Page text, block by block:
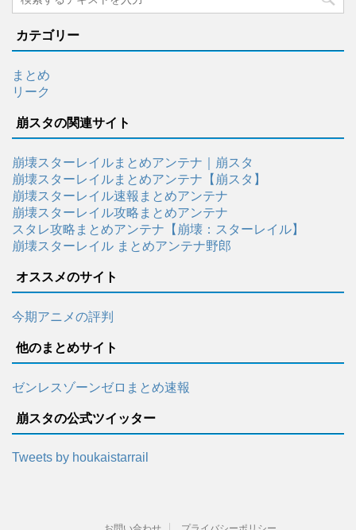
カテゴリー
まとめ
リーク
崩スタの関連サイト
崩壊スターレイルまとめアンテナ｜崩スタ
崩壊スターレイルまとめアンテナ【崩スタ】
崩壊スターレイル速報まとめアンテナ
崩壊スターレイル攻略まとめアンテナ
スタレ攻略まとめアンテナ【崩壊：スターレイル】
崩壊スターレイル まとめアンテナ野郎
オススメのサイト
今期アニメの評判
他のまとめサイト
ゼンレスゾーンゼロまとめ速報
崩スタの公式ツイッター
Tweets by houkaistarrail